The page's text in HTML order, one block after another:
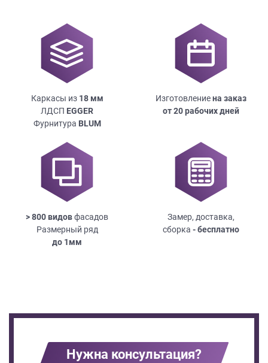
Каркасы из 18мм
ЛДСП EGGER
Фурнитура BLUM
Изготовлениена заказ
от 20 рабочих дней
> 800 видовфасадов
Размерный ряд
до 1мм
Замер, доставка,
сборка - бесплатно
Нужна консультация?